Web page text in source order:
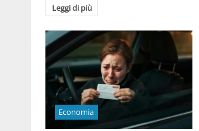
Leggi di più
Economia